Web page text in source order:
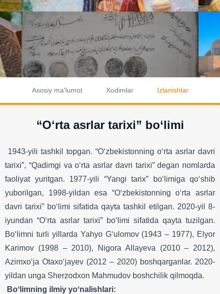
Asosiy ma'lumot Xodimlar Izlanishlar
“Oʻrta asrlar tarixi” bo‘limi
1943-yili tashkil topgan. “Oʻzbekistonning oʻrta asrlar davri
tarixi”, “Qadimgi va oʻrta asrlar davri tarixi” degan nomlarda
faoliyat yuritgan. 1977-yili “Yangi tarix” boʻlimiga qoʻshib
yuborilgan, 1998-yildan esa “Oʻzbekistonning oʻrta asrlar
davri tarixi” boʻlimi sifatida qayta tashkil etilgan. 2020-yil 8-
iyundan “Oʻrta asrlar tarixi” boʻlimi sifatida qayta tuzilgan.
Boʻlimni turli yillarda Yahyo Gʻulomov (1943 – 1977), Elyor
Karimov (1998 – 2010), Nigora Allayeva (2010 – 2012),
Azimxoʻja Otaxoʻjayev (2012 – 2020) boshqarganlar. 2020-
yildan unga Sherzodxon Mahmudov boshchilik qilmoqda.
Boʻlimning ilmiy yoʻnalishlari: